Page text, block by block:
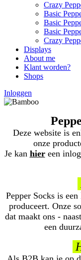
Crazy
Basic
Basic
Basic
Crazy
Displays
About me
Klant worden?
Shops
Inloggen
Deze website is
onze
Je kan hiereen
Pepper Socks is
produceert. Onze
dat maakt ons -
een